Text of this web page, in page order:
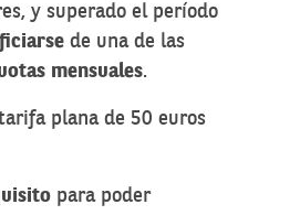
y superado el período
de una de las
mensuales.
plana de 50 euros
para poder